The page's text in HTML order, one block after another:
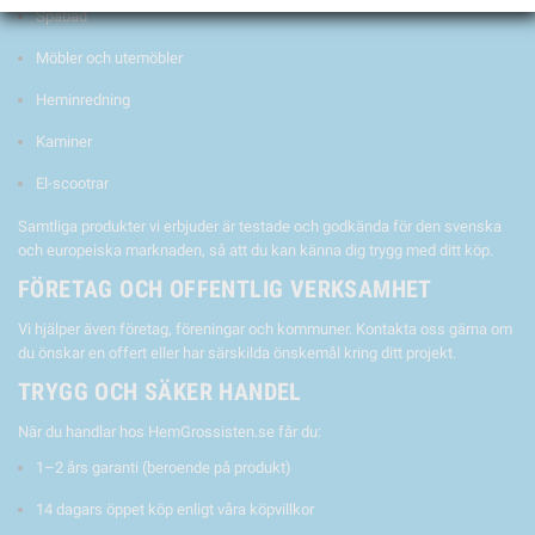
Spabad
Möbler och utemöbler
Heminredning
Kaminer
El-scootrar
Samtliga produkter vi erbjuder är testade och godkända för den svenska
och europeiska marknaden, så att du kan känna dig trygg med ditt köp.
FÖRETAG OCH OFFENTLIG VERKSAMHET
Vi hjälper även företag, föreningar och kommuner. Kontakta oss gärna om
du önskar en offert eller har särskilda önskemål kring ditt projekt.
TRYGG OCH SÄKER HANDEL
När du handlar hos HemGrossisten.se får du:
1–2 års garanti (beroende på produkt)
14 dagars öppet köp enligt våra köpvillkor